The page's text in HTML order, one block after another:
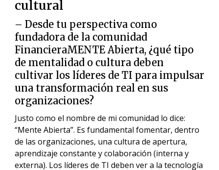
cultural
– Desde tu perspectiva como
fundadora de la comunidad
FinancieraMENTE Abierta, ¿qué tipo
de mentalidad o cultura deben
cultivar los líderes de TI para impulsar
una transformación real en sus
organizaciones?
Justo como el nombre de mi comunidad lo dice:
“Mente Abierta”. Es fundamental fomentar, dentro
de las organizaciones, una cultura de apertura,
aprendizaje constante y colaboración (interna y
externa). Los líderes de TI deben ver a la tecnología